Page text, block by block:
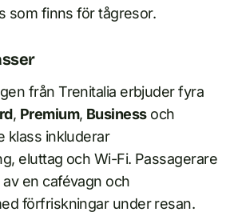
som finns för tågresor.
från Trenitalia erbjuder fyra
, Premium, Businessoch
klass inkluderar
eluttag och Wi-Fi. Passagerare
en cafévagn och
förfriskningar under resan.